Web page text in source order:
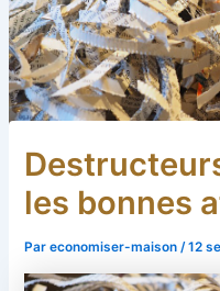
les bonnes
Pareconomiser-maison/12